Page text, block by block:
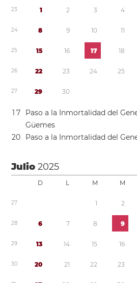
23 1 2 3 4
24 8 9 10 11
25 15 16 17 18
26 22 23 24 25
27 29 30
1 7
Paso a la Inmortalidad del
Güemes
20 Paso a la Inmortalidad del
Julio2025
D L M M
27 1 2
28 6 7 8 9
29 13 14 15 16
30 20 21 22 23